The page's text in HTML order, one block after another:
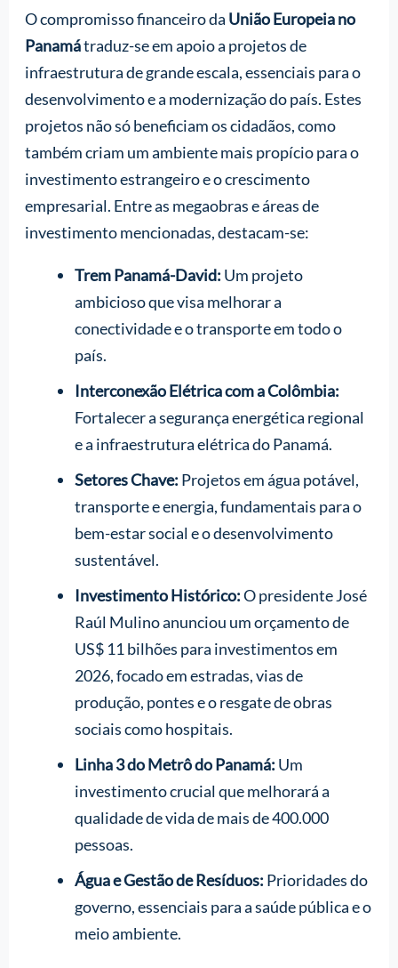
O compromisso financeiro da União Europeia no
Panamátraduz-se em apoio a projetos de
infraestrutura de grande escala, essenciais para o
desenvolvimento e a modernização do país. Estes
projetos não só beneficiam os cidadãos, como
também criam um ambiente mais propício para o
investimento estrangeiro e o crescimento
empresarial. Entre as megaobras e áreas de
investimento mencionadas, destacam-se:
Trem Panamá-David: Um projeto
ambicioso que visa melhorar a
conectividade e o transporte em todo o
país.
Interconexão Elétrica com a Colômbia:
Fortalecer a segurança energética regional
e a infraestrutura elétrica do Panamá.
Setores Chave: Projetos em água potável,
transporte e energia, fundamentais para o
bem-estar social e o desenvolvimento
sustentável.
Investimento Histórico:O presidente José
Raúl Mulino anunciou um orçamento de
US$ 11 bilhões para investimentos em
2026, focado em estradas, vias de
produção, pontes e o resgate de obras
sociais como hospitais.
Linha 3 do Metrô do Panamá: Um
investimento crucial que melhorará a
qualidade de vida de mais de 400.000
pessoas.
Água e Gestão de Resíduos: Prioridades do
governo, essenciais para a saúde pública e o
meio ambiente.